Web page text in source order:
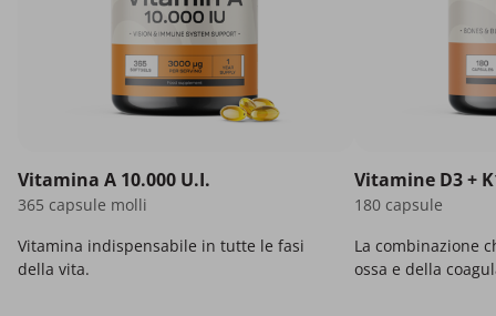
Vitamina A 10.000 U.I.
365 capsule molli
Vitamina indispensabile in tutte le fasi
della vita.
Vitamine D3 +
180 capsule
La combinazione
ossa e della